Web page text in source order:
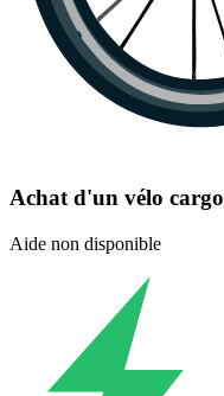
Achat d'un vélo cargo
Aide non disponible